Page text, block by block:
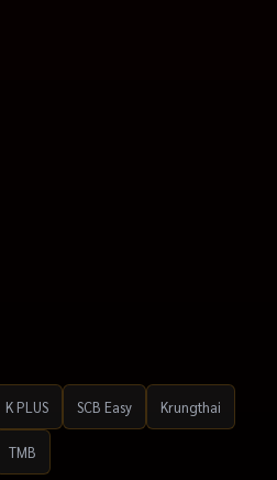
K PLUS SCB Easy Krungthai
TMB